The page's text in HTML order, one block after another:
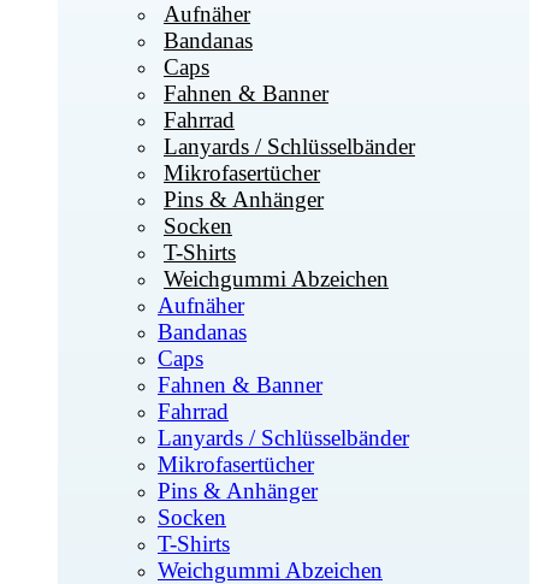
Aufnäher
Bandanas
Caps
Fahnen & Banner
Fahrrad
Lanyards / Schlüsselbänder
Mikrofasertücher
Pins & Anhänger
Socken
T-Shirts
Weichgummi Abzeichen
Aufnäher
Bandanas
Caps
Fahnen & Banner
Fahrrad
Lanyards / Schlüsselbänder
Mikrofasertücher
Pins & Anhänger
Socken
T-Shirts
Weichgummi Abzeichen